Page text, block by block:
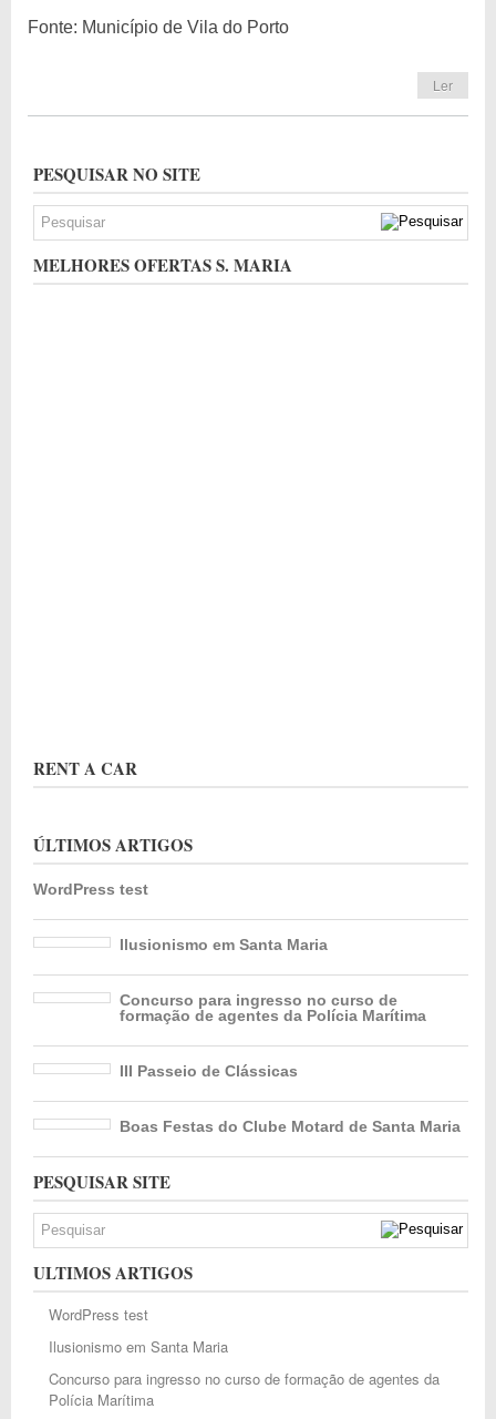
Fonte: Município de Vila do Porto
Ler
PESQUISAR NO SITE
MELHORES OFERTAS S. MARIA
RENT A CAR
ÚLTIMOS ARTIGOS
WordPress test
Ilusionismo em Santa Maria
Concurso para ingresso no curso de
formação de agentes da Polícia Marítima
III Passeio de Clássicas
Boas Festas do Clube Motard de Santa Maria
PESQUISAR SITE
ULTIMOS ARTIGOS
WordPress test
Ilusionismo em Santa Maria
Concurso para ingresso no curso de formação de agentes da
Polícia Marítima